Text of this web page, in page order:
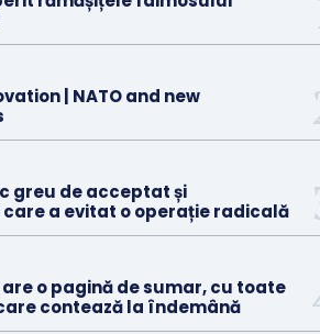
| NATO and new
greu de acceptat și
a evitat o operație radicală
are o pagină de sumar, cu toate
contează la îndemână